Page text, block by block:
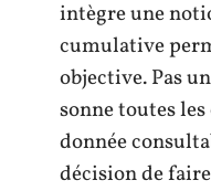
intègre une
cumulative
objective. Pas
sonne toutes
donnée
décision de